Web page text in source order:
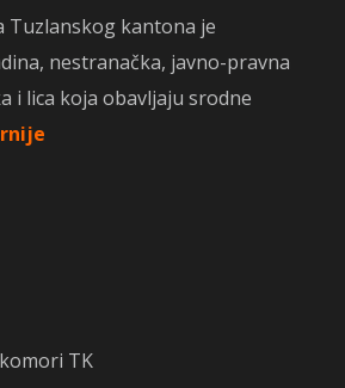
Tuzlanskog kantona je
nestranačka, javno-pravna
i lica koja obavljaju srodne
TK